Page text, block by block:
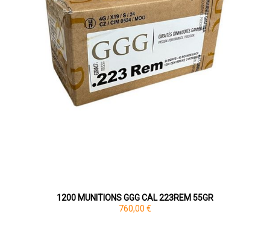
1200 MUNITIONS GGG CAL 223REM 55GR
760,00 €